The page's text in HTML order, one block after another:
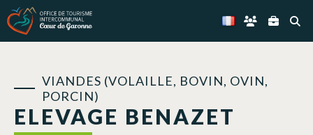
ELEVAGE BENAZET
VIANDES (VOLAILLE, BOVIN, OVIN,
PORCIN)
Panneau de gestion des cookies